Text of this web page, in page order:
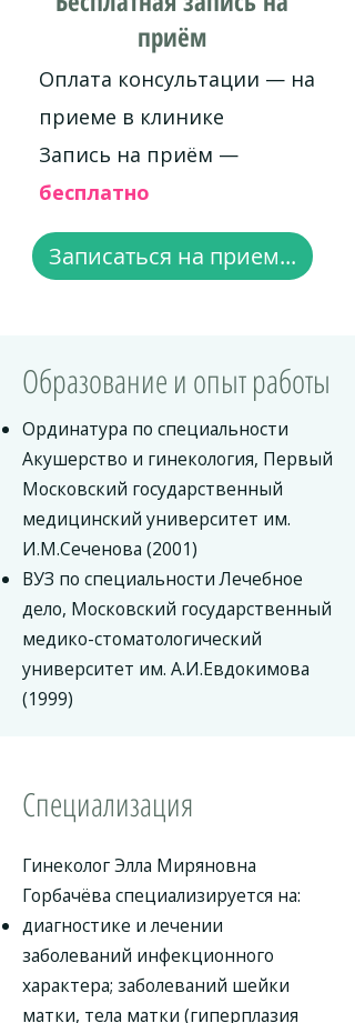
приём
Оплата консультации — на
приеме в клинике
Запись на приём —
бесплатно
Записаться на прием...
Образование и опыт работы
Ординатура по специальности
Акушерство и гинекология, Первый
Московский государственный
медицинский университет им.
И.М.Сеченова (2001)
ВУЗ по специальности Лечебное
дело, Московский государственный
медико-стоматологический
университет им. А.И.Евдокимова
(1999)
Специализация
Гинеколог Элла Миряновна
Горбачёва специализируется на:
диагностике и лечении
заболеваний инфекционного
характера; заболеваний шейки
матки, тела матки (гиперплазия